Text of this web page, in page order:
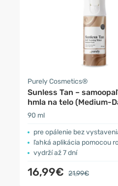
Purely Cosmetics®
Sunless Tan –
hmla na telo (Medium-
90 ml
pre opálenie bez
ľahká aplikácia pomocou
vydrží až 7 dní
16,99€ 21,99€